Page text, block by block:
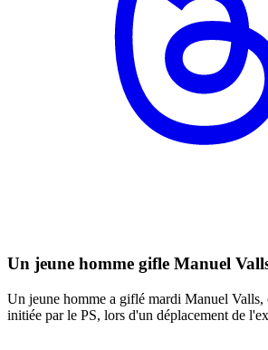
Un jeune homme gifle Manuel
Un jeune homme a giflé mardi Manuel Valls,
initiée par le PS, lors d'un déplacement de